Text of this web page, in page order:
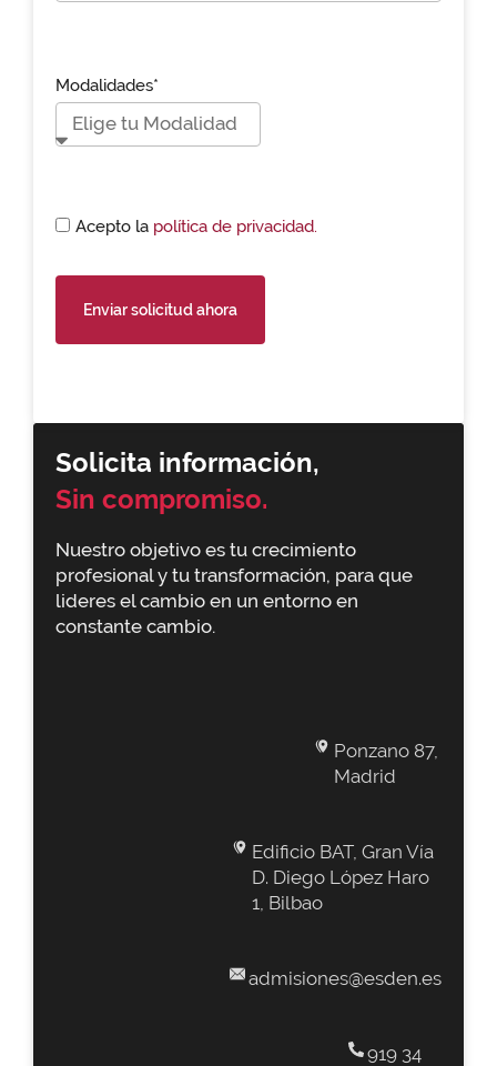
Solicita información,
Sin compromiso.
Nuestro objetivo es tu crecimiento
profesional y tu transformación, para que
lideres el cambio en un entorno en
constante cambio.
Ponzano 87,
Madrid
Edificio BAT, Gran Vía
D. Diego López Haro
1, Bilbao
admisiones@esden.es
919 34
Modalidades*
Acepto la política de privacidad.
Enviar solicitud ahora